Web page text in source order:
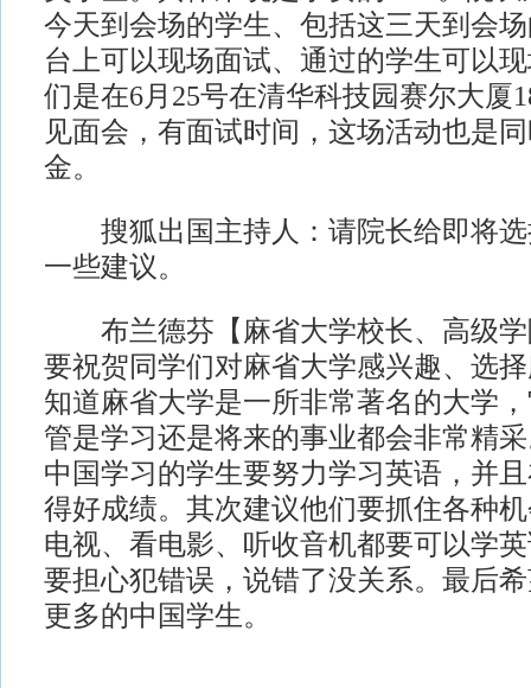
今天到会场的学生、包括这三天到会
台上可以现场面试、通过的学生可以
们是在6月25号在清华科技园赛尔大厦
见面会，有面试时间，这场活动也是
金。
搜狐出国主持人：请院长给即将选
一些建议。
布兰德芬【麻省大学校长、高级学
要祝贺同学们对麻省大学感兴趣、选
知道麻省大学是一所非常著名的大学
管是学习还是将来的事业都会非常精
中国学习的学生要努力学习英语，并
得好成绩。其次建议他们要抓住各种
电视、看电影、听收音机都要可以学
要担心犯错误，说错了没关系。最后
更多的中国学生。